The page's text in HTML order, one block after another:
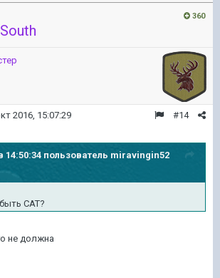
360
#14
2016, 15:07:29
14:50:34 пользователь miravingin52
САТ?
не должна